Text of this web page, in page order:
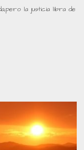
la justicia libra de